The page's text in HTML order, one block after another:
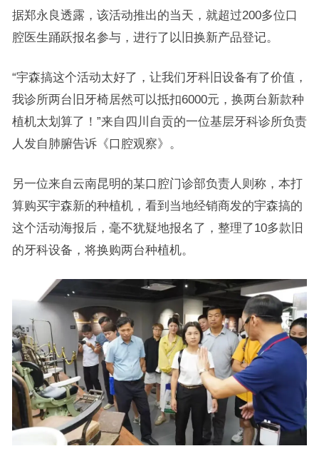
据郑永良透露，该活动推出的当天，就超过200多位口
腔医生踊跃报名参与，进行了以旧换新产品登记。
“宇森搞这个活动太好了，让我们牙科旧设备有了价值，
我诊所两台旧牙椅居然可以抵扣6000元，换两台新款种
植机太划算了！”来自四川自贡的一位基层牙科诊所负责
人发自肺腑告诉《口腔观察》。
另一位来自云南昆明的某口腔门诊部负责人则称，本打
算购买宇森新的种植机，看到当地经销商发的宇森搞的
这个活动海报后，毫不犹疑地报名了，整理了10多款旧
的牙科设备，将换购两台种植机。